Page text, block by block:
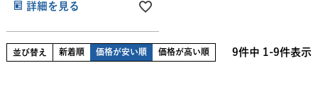
詳細を見る
並び替え 新着順 価格が安い順 価格が高い順 9件中 1-9件表示